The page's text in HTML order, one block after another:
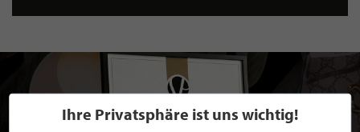
Ihre Privatsphäre ist uns wichtig!